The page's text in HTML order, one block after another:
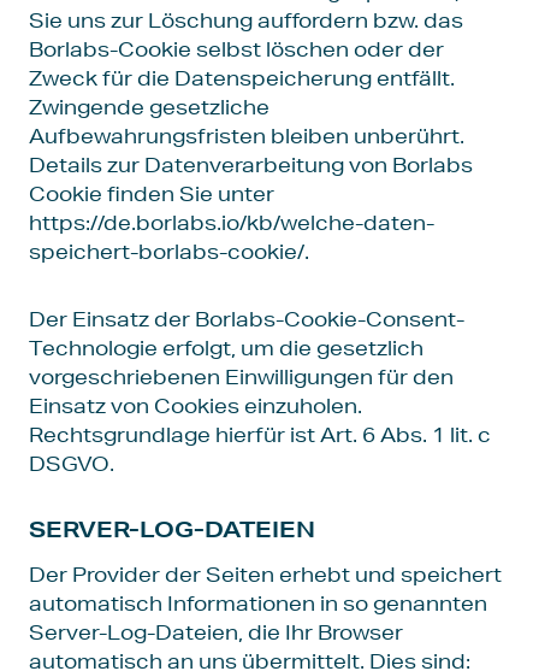
Sie uns zur Löschung auffordern bzw. das
Borlabs-Cookie selbst löschen oder der
Zweck für die Datenspeicherung entfällt.
Zwingende gesetzliche
Aufbewahrungsfristen bleiben unberührt.
Details zur Datenverarbeitung von Borlabs
Cookie finden Sie unter
https://de.borlabs.io/kb/welche-daten-
speichert-borlabs-cookie/.
Der Einsatz der Borlabs-Cookie-Consent-
Technologie erfolgt, um die gesetzlich
vorgeschriebenen Einwilligungen für den
Einsatz von Cookies einzuholen.
Rechtsgrundlage hierfür ist Art. 6 Abs. 1 lit. c
DSGVO.
SERVER-LOG-DATEIEN
Der Provider der Seiten erhebt und speichert
automatisch Informationen in so genannten
Server-Log-Dateien, die Ihr Browser
automatisch an uns übermittelt. Dies sind: